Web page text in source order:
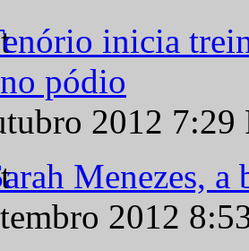
inicia
pódio
2012
Menezes,
2012